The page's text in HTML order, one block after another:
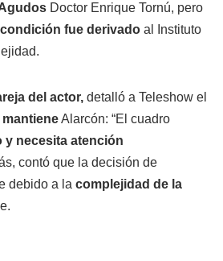
Doctor Enrique Tornú, pero
fue derivado al Instituto
del actor, detalló a Teleshow el
Alarcón: “El cuadro
y necesita atención
contó que la decisión de
debido a la complejidad de la